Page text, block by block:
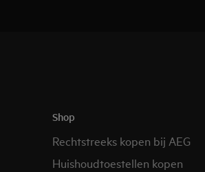
Shop
Rechtstreeks kopen bij AEG
Huishoudtoestellen kopen